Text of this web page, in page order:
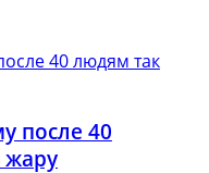
после 40
жару